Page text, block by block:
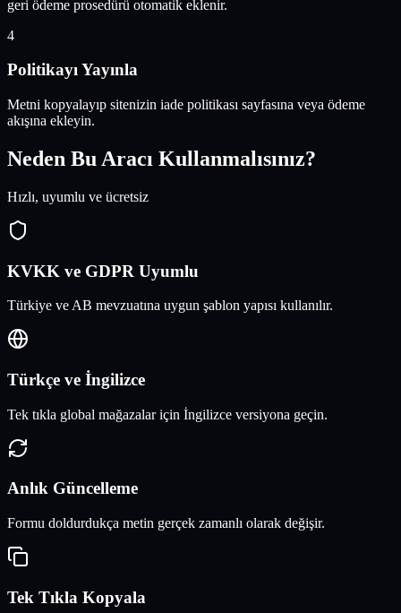
geri ödeme prosedürü otomatik eklenir.
4
Politikayı Yayınla
Metni kopyalayıp sitenizin iade politikası sayfasına veya ödeme
akışına ekleyin.
Neden Bu Aracı Kullanmalısınız?
Hızlı, uyumlu ve ücretsiz
KVKK ve GDPR Uyumlu
Türkiye ve AB mevzuatına uygun şablon yapısı kullanılır.
Türkçe ve İngilizce
Tek tıkla global mağazalar için İngilizce versiyona geçin.
Anlık Güncelleme
Formu doldurdukça metin gerçek zamanlı olarak değişir.
Tek Tıkla Kopyala